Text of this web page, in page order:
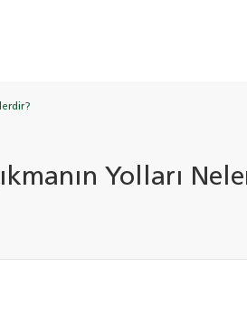
Yolları